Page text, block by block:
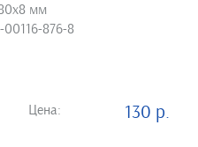
мм
00116-876-8
Цена: 130 р.